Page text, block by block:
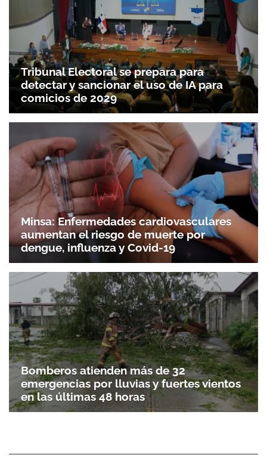
Tribunal Electoral se prepara para
detectar y sancionar el uso de IA para
comicios de 2029
Minsa: Enfermedades cardiovasculares
aumentan el riesgo de muerte por
dengue, influenza y Covid-19
Bomberos atienden más de 32
emergencias por lluvias y fuertes vientos
en las últimas 48 horas